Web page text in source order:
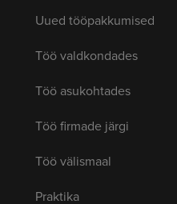
Uued tööpakkumised
Töö valdkondades
Töö asukohtades
Töö firmade järgi
Töö välismaal
Praktika